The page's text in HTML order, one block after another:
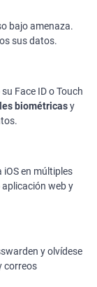
bajo amenaza.
sus datos.
Face ID o Touch
biométricasy
en múltiples
web y
y olvídese
correos